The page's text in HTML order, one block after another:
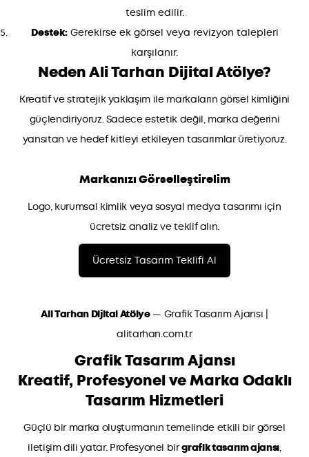
teslim edilir.
Destek:Gerekirse ek görsel veya revizyon talepleri
karşılanır.
Neden Ali Tarhan Dijital Atölye?
Kreatif ve stratejik yaklaşım ile markaların görsel kimliğini
güçlendiriyoruz. Sadece estetik değil, marka değerini
yansıtan ve hedef kitleyi etkileyen tasarımlar üretiyoruz.
Markanızı Görselleştirelim
Logo, kurumsal kimlik veya sosyal medya tasarımı için
ücretsiz analiz ve teklif alın.
Ücretsiz Tasarım Teklifi Al
Ali Tarhan Dijital Atölye— Grafik Tasarım Ajansı |
alitarhan.com.tr
Grafik Tasarım Ajansı
Kreatif, Profesyonel ve Marka Odaklı
Tasarım Hizmetleri
Güçlü bir marka oluşturmanın temelinde etkili bir görsel
iletişim dili yatar. Profesyonel birgrafik tasarım ajansı,